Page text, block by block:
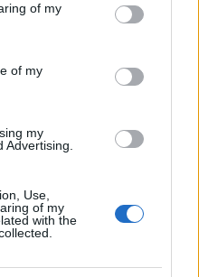
of my
of my
my
Advertising.
Use,
of my
with the
indipendente. I messaggi inclusi nei
inviati dai singoli lettori che
senza filtro preventivo. I commenti
rimossi in automatico dal